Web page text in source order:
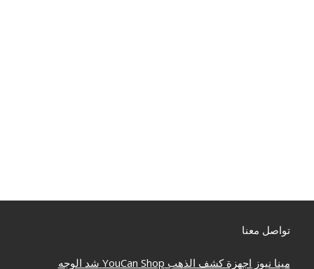
تواصل معنا
مينا نيوز اجهزة كشف الذهب YouCan Shop شد الوجه